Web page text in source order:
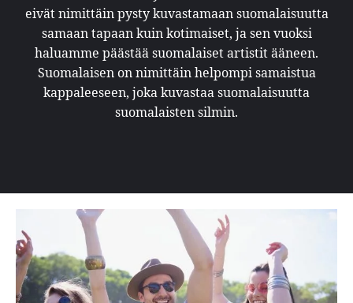
eivät nimittäin pysty kuvastamaan suomalaisuutta
samaan tapaan kuin kotimaiset, ja sen vuoksi
haluamme päästää suomalaiset artistit ääneen.
Suomalaisen on nimittäin helpompi samaistua
kappaleeseen, joka kuvastaa suomalaisuutta
suomalaisten silmin.